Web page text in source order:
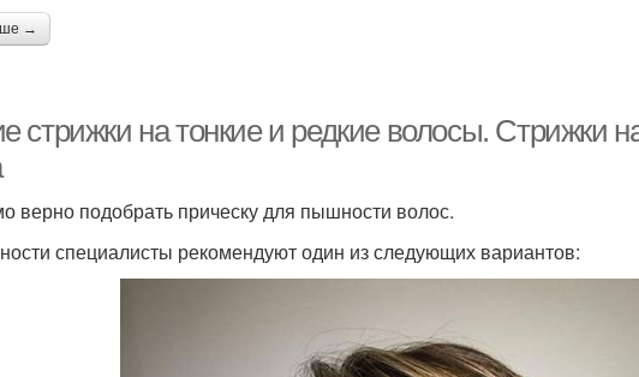
→
стрижки на тонкие и редкие волосы. Стрижки
верно подобрать прическу для пышности волос.
специалисты рекомендуют один из следующих вариантов: